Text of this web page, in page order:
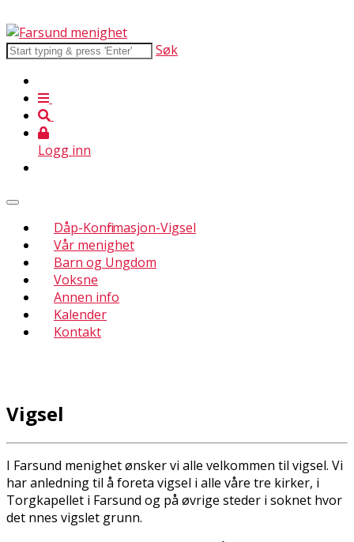
Søk
Logg inn
Dåp-Konfirmasjon-Vigsel
Vår menighet
Barn og Ungdom
Voksne
Annen info
Kalender
Kontakt
Vigsel
I Farsund menighet ønsker vi alle velkommen til vigsel. Vi
har anledning til å foreta vigsel i alle våre tre kirker, i
Torgkapellet i Farsund og på øvrige steder i soknet hvor
det finnes vigslet grunn.